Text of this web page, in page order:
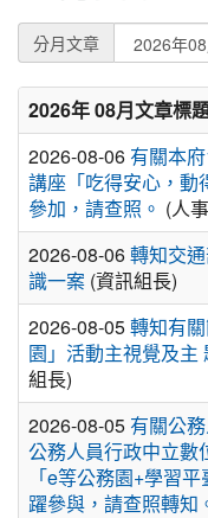
分月文章 Preference
2026年 08月文章標
2026-08-06 有關本
講座「吃得安心，動
參加，請查照。 (人
2026-08-06轉知交
識一案 (資訊組長)
2026-08-05轉知有
園」活動主視覺及主
組長)
2026-08-05 有關公
公務人員行政中立數
「e等公務園+學習
躍參與，請查照轉知